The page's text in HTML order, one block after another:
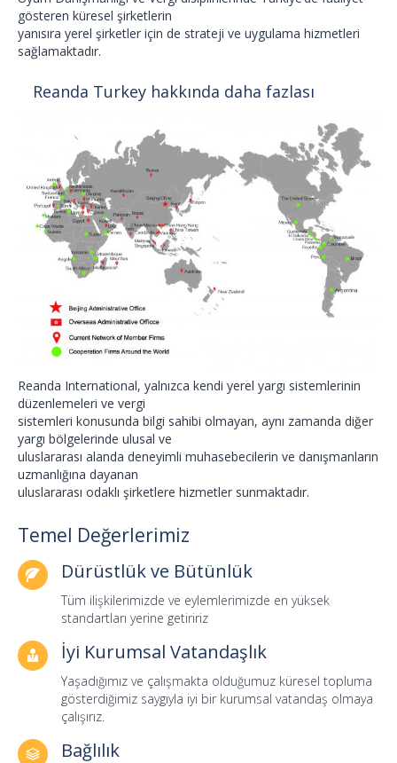
gösteren küresel şirketlerin
yanısıra yerel şirketler için de strateji ve uygulama hizmetleri
sağlamaktadır.
Reanda Turkey hakkında daha fazlası
Reanda International, yalnızca kendi yerel yargı sistemlerinin
düzenlemeleri ve vergi
sistemleri konusunda bilgi sahibi olmayan, aynı zamanda diğer
yargı bölgelerinde ulusal ve
uluslararası alanda deneyimli muhasebecilerin ve danışmanların
uzmanlığına dayanan
uluslararası odaklı şirketlere hizmetler sunmaktadır.
Temel Değerlerimiz
Dürüstlük ve Bütünlük
Tüm ilişkilerimizde ve eylemlerimizde en yüksek
standartları yerine getiririz
İyi Kurumsal Vatandaşlık
Yaşadığımız ve çalışmakta olduğumuz küresel topluma
gösterdiğimiz saygıyla iyi bir kurumsal vatandaş olmaya
çalışırız.
Bağlılık